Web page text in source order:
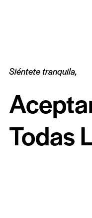
Siéntete tranquila,
Todas